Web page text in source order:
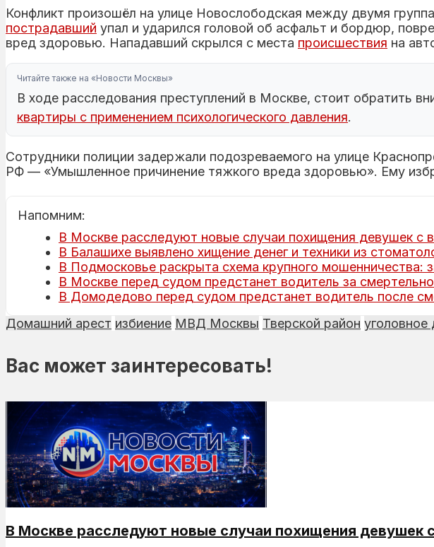
Конфликт произошёл на улице Новослободская между двумя
пострадавший упал и ударился головой об асфальт и бордюр,
вред здоровью. Нападавший скрылся с места происшествия на
Читайте также на «Новости Москвы»
В ходе расследования преступлений в Москве, стоит обратить
квартиры с применением психологического давления.
Сотрудники полиции задержали подозреваемого на улице
РФ — «Умышленное причинение тяжкого вреда здоровью». Ему
Напомним:
В Москве расследуют новые случаи похищения девушек с
В Балашихе выявлено хищение денег и техники из
В Подмосковье раскрыта схема крупного
В Москве перед судом предстанет водитель за
В Домодедово перед судом предстанет водитель после
Домашний арест избиение МВД Москвы Тверской район уголовное
Вас может заинтересовать!
В Москве расследуют новые случаи похищения девушек